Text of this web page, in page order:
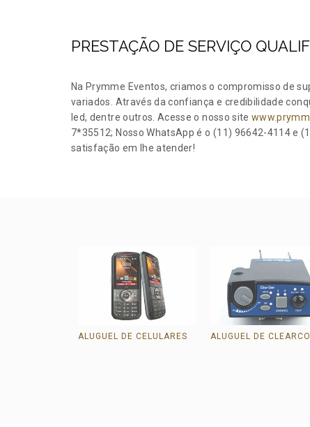
PRESTAÇÃO DE SERVIÇO
Na Prymme Eventos, criamos o compromisso de
variados. Através da confiança e credibilidade
led, dentre outros. Acesse o nosso site
7*35512; Nosso WhatsApp é o (11) 96642-4114 e
satisfação em lhe atender!
ALUGUEL DE CELULARES ALUGUEL DE